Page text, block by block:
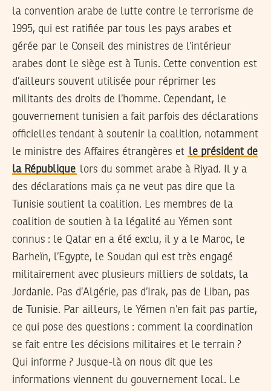
la convention arabe de lutte contre le terrorisme de
1995, qui est ratifiée par tous les pays arabes et
gérée par le Conseil des ministres de l’intérieur
arabes dont le siège est à Tunis. Cette convention est
d’ailleurs souvent utilisée pour réprimer les
militants des droits de l’homme. Cependant, le
gouvernement tunisien a fait parfois des déclarations
officielles tendant à soutenir la coalition, notamment
le ministre des Affaires étrangères et le président de
la République lors du sommet arabe à Riyad. Il y a
des déclarations mais ça ne veut pas dire que la
Tunisie soutient la coalition. Les membres de la
coalition de soutien à la légalité au Yémen sont
connus : le Qatar en a été exclu, il y a le Maroc, le
Barheïn, l’Egypte, le Soudan qui est très engagé
militairement avec plusieurs milliers de soldats, la
Jordanie. Pas d’Algérie, pas d’Irak, pas de Liban, pas
de Tunisie. Par ailleurs, le Yémen n’en fait pas partie,
ce qui pose des questions : comment la coordination
se fait entre les décisions militaires et le terrain ?
Qui informe ? Jusque-là on nous dit que les
informations viennent du gouvernement local. Le